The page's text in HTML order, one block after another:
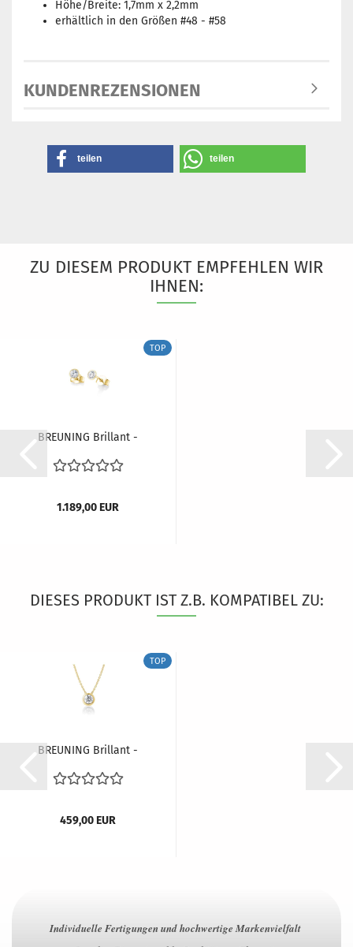
Höhe/Breite: 1,7mm x 2,2mm
erhältlich in den Größen #48 - #58
KUNDENREZENSIONEN
teilen teilen
ZU DIESEM PRODUKT EMPFEHLEN WIR
IHNEN:
TOP
BREUNING Brillant -
01837060...
1.189,00 EUR
DIESES PRODUKT IST Z.B. KOMPATIBEL ZU:
TOP
BREUNING Brillant -
Zargenfassung...
459,00 EUR
Individuelle Fertigungen und hochwertige Markenvielfalt